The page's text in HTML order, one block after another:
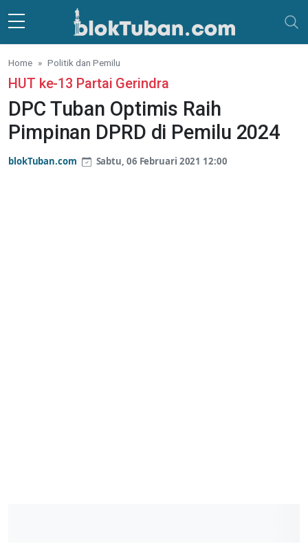
Skip to main content
Home Politik dan Pemilu
HUT ke-13 Partai Gerindra
DPC Tuban Optimis Raih
Pimpinan DPRD di Pemilu 2024
blokTuban.com Sabtu, 06 Februari 2021 12:00